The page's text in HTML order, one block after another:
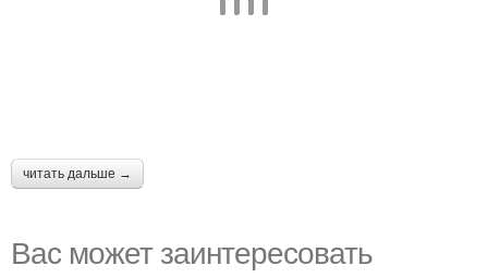
читать дальше →
Вас может заинтересовать